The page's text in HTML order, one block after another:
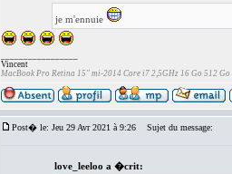
je m'ennuie
Vincent
MacBook Pro Retina 15" mi-2014 Core i7 2,5GHz 16 Go 512
Post� le: Jeu 29 Avr 2021 à 9:26 Sujet du message:
love_leeloo a �crit: